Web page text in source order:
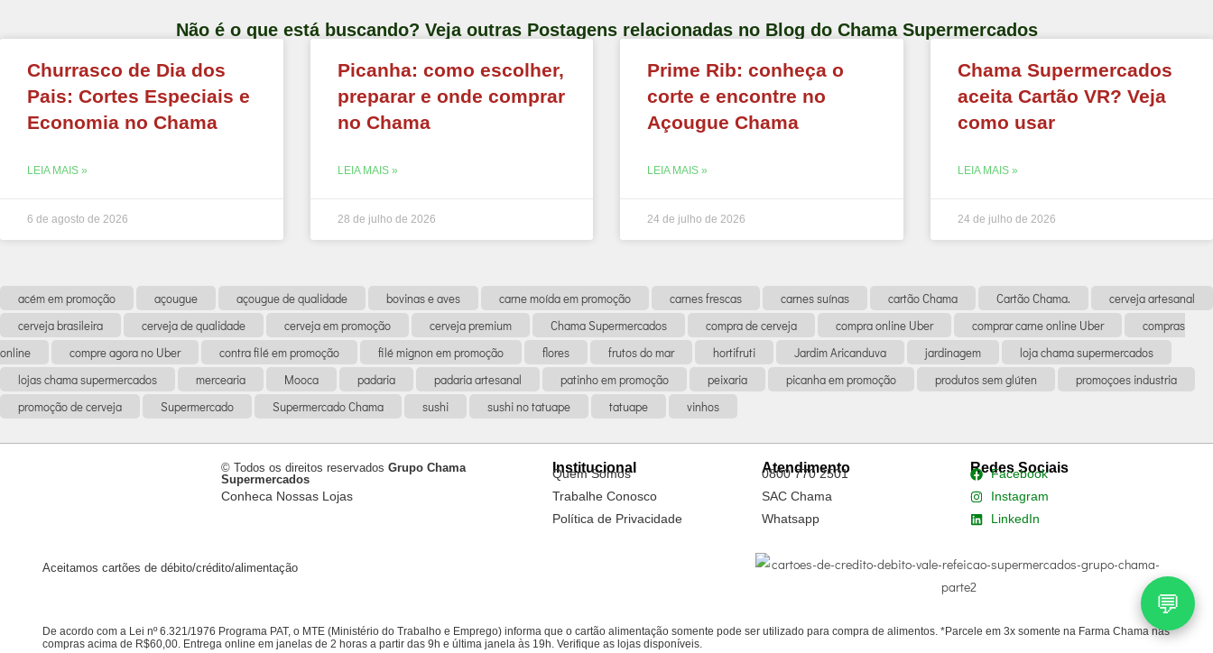
Não é o que está buscando? Veja outras Postagens relacionadas no Blog do Chama Supermercados
Churrasco de Dia dos
Pais: Cortes Especiais e
Economia no Chama
LEIA MAIS »
6 de agosto de 2026
Picanha: como escolher,
preparar e onde comprar
no Chama
LEIA MAIS »
28 de julho de 2026
Prime Rib: conheça o
corte e encontre no
Açougue Chama
LEIA MAIS »
24 de julho de 2026
Chama Supermercados
aceita Cartão VR? Veja
como usar
LEIA MAIS »
24 de julho de 2026
acém em promoção açougue açougue de qualidade bovinas e aves carne moída em promoção carnes frescas carnes suínas cartão Chama Cartão Chama.
cerveja artesanal
cerveja brasileira
cerveja de qualidade cerveja em promoção cerveja premium Chama Supermercados compra de cerveja compra online Uber comprar carne online Uber
compras
online
compre agora no Uber contra filé em promoção filé mignon em promoção flores frutos do mar hortifruti Jardim Aricanduva jardinagem
loja chama supermercados
lojas chama supermercados
mercearia Mooca padaria padaria artesanal patinho em promoção peixaria picanha em promoção produtos sem glúten
promoçoes industria
promoção de cerveja
Supermercado Supermercado Chama sushi sushi no tatuape tatuape vinhos
© Todos os direitos reservados Grupo Chama
Supermercados
Conheca Nossas Lojas
Institucional
Quem Somos
Trabalhe Conosco
Política de Privacidade
Atendimento
0800 770 2501
SAC Chama
Whatsapp
Redes Sociais
Facebook
Instagram
LinkedIn
Aceitamos cartões de débito/crédito/alimentação
De acordo com a Lei nº 6.321/1976 Programa PAT, o MTE (Ministério do Trabalho e Emprego) informa que o cartão alimentação somente pode ser utilizado para compra de alimentos. *Parcele em 3x somente na Farma Chama nas
compras acima de R$60,00. Entrega online em janelas de 2 horas a partir das 9h e última janela às 19h. Verifique as lojas disponíveis.
💬